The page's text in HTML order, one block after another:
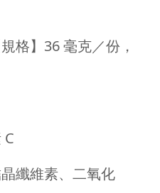
格】36 毫克／份，
C
纖維素、二氧化